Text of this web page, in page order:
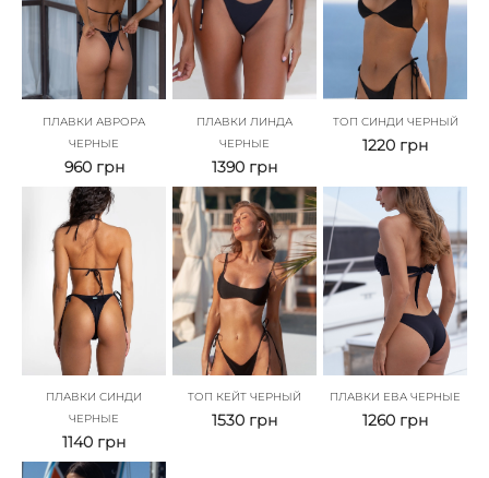
ПЛАВКИ АВРОРА
ЧЕРНЫЕ
960 грн
ПЛАВКИ ЛИНДА
ЧЕРНЫЕ
1390 грн
ТОП СИНДИ ЧЕРНЫЙ
1220 грн
ПЛАВКИ СИНДИ
ЧЕРНЫЕ
1140 грн
ТОП КЕЙТ ЧЕРНЫЙ
1530 грн
ПЛАВКИ ЕВА ЧЕРНЫЕ
1260 грн